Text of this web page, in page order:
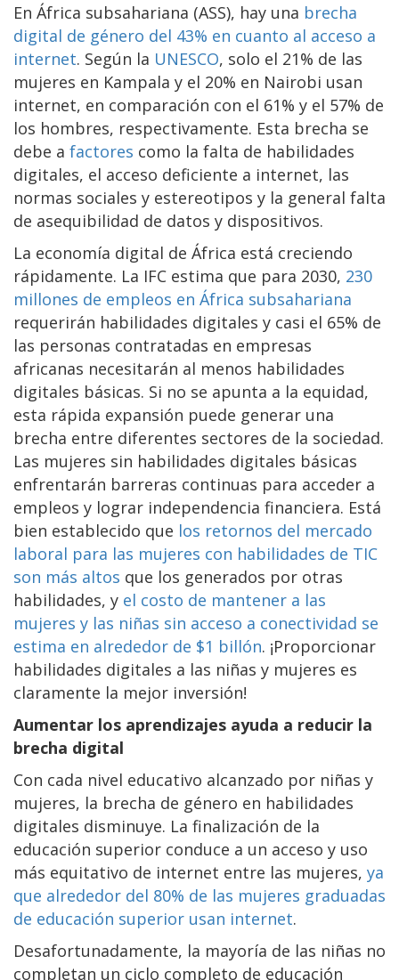
En África subsahariana (ASS), hay una brecha
digital de género del 43% en cuanto al acceso a
internet. Según la UNESCO, solo el 21% de las
mujeres en Kampala y el 20% en Nairobi usan
internet, en comparación con el 61% y el 57% de
los hombres, respectivamente. Esta brecha se
debe a factores como la falta de habilidades
digitales, el acceso deficiente a internet, las
normas sociales y estereotipos y la general falta
de asequibilidad de datos y dispositivos.
La economía digital de África está creciendo
rápidamente. La IFC estima que para 2030, 230
millones de empleos en África subsahariana
requerirán habilidades digitales y casi el 65% de
las personas contratadas en empresas
africanas necesitarán al menos habilidades
digitales básicas. Si no se apunta a la equidad,
esta rápida expansión puede generar una
brecha entre diferentes sectores de la sociedad.
Las mujeres sin habilidades digitales básicas
enfrentarán barreras continuas para acceder a
empleos y lograr independencia financiera. Está
bien establecido que los retornos del mercado
laboral para las mujeres con habilidades de TIC
son más altos que los generados por otras
habilidades, y el costo de mantener a las
mujeres y las niñas sin acceso a conectividad se
estima en alrededor de $1 billón. ¡Proporcionar
habilidades digitales a las niñas y mujeres es
claramente la mejor inversión!
Aumentar los aprendizajes ayuda a reducir la
brecha digital
Con cada nivel educativo alcanzado por niñas y
mujeres, la brecha de género en habilidades
digitales disminuye. La finalización de la
educación superior conduce a un acceso y uso
más equitativo de internet entre las mujeres, ya
que alrededor del 80% de las mujeres graduadas
de educación superior usan internet.
Desafortunadamente, la mayoría de las niñas no
completan un ciclo completo de educación